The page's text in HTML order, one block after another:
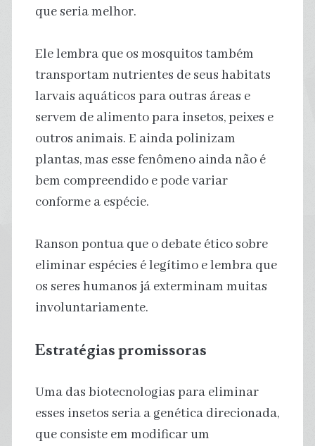
que seria melhor.
Ele lembra que os mosquitos também
transportam nutrientes de seus habitats
larvais aquáticos para outras áreas e
servem de alimento para insetos, peixes e
outros animais. E ainda polinizam
plantas, mas esse fenômeno ainda não é
bem compreendido e pode variar
conforme a espécie.
Ranson pontua que o debate ético sobre
eliminar espécies é legítimo e lembra que
os seres humanos já exterminam muitas
involuntariamente.
Estratégias promissoras
Uma das biotecnologias para eliminar
esses insetos seria a genética direcionada,
que consiste em modificar um